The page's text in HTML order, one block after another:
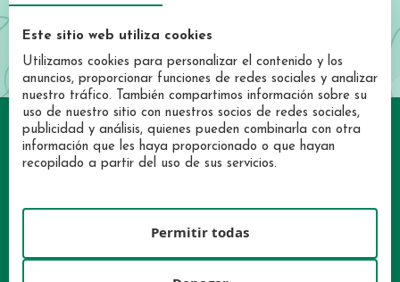
Este sitio web utiliza cookies
Utilizamos cookies para personalizar el contenido y los
anuncios, proporcionar funciones de redes sociales y analizar
nuestro tráfico. También compartimos información sobre su
uso de nuestro sitio con nuestros socios de redes sociales,
publicidad y análisis, quienes pueden combinarla con otra
información que les haya proporcionado o que hayan
recopilado a partir del uso de sus servicios.
Permitir todas